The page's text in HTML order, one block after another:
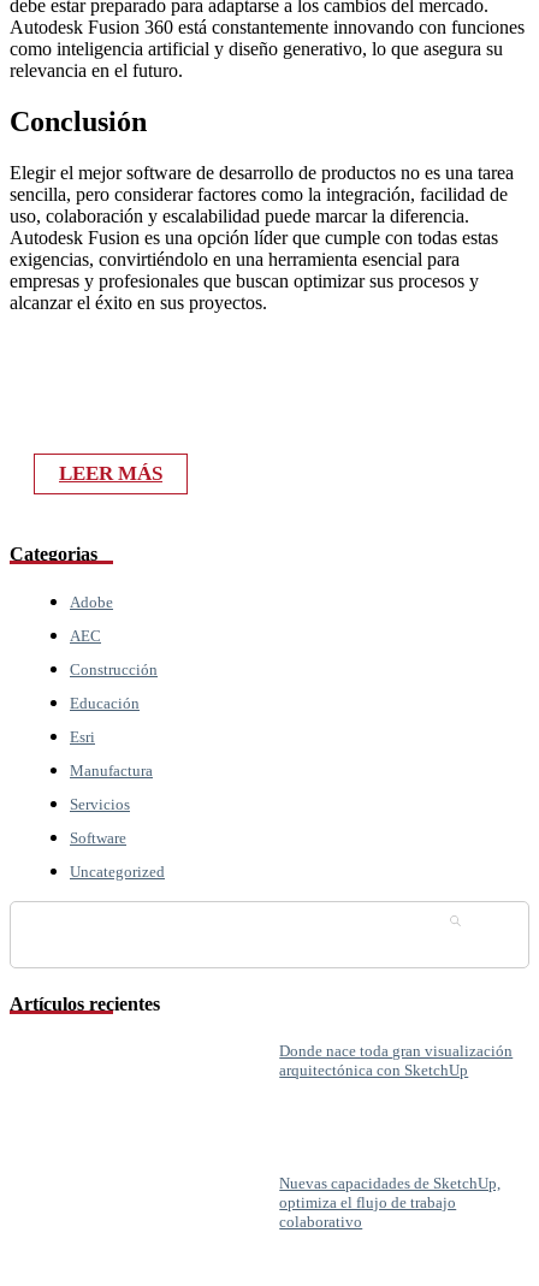
debe estar preparado para adaptarse a los cambios del mercado.
Autodesk Fusion 360 está constantemente innovando con funciones
como inteligencia artificial y diseño generativo, lo que asegura su
relevancia en el futuro.
Conclusión
Elegir el mejor software de desarrollo de productos no es una tarea
sencilla, pero considerar factores como la integración, facilidad de
uso, colaboración y escalabilidad puede marcar la diferencia.
Autodesk Fusion es una opción líder que cumple con todas estas
exigencias, convirtiéndolo en una herramienta esencial para
empresas y profesionales que buscan optimizar sus procesos y
alcanzar el éxito en sus proyectos.
LEER MÁS
Categorias
Adobe
AEC
Construcción
Educación
Esri
Manufactura
Servicios
Software
Uncategorized
Artículos recientes
Donde nace toda gran visualización
arquitectónica con SketchUp
Nuevas capacidades de SketchUp,
optimiza el flujo de trabajo
colaborativo